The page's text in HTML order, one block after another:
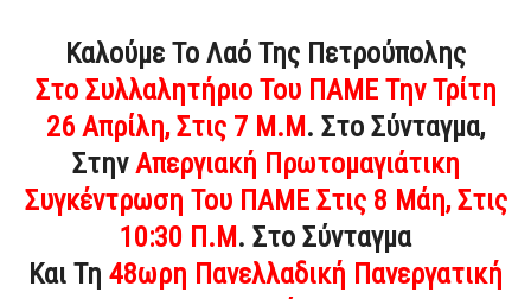
Καλούμε Το Λαό Της Πετρούπολης
Στο Συλλαλητήριο Του ΠΑΜΕ Την Τρίτη
26 Απρίλη, Στις 7 Μ.μ . Στο Σύνταγμα,
ΣτηνΑπεργιακή Πρωτομαγιάτικη
Συγκέντρωση Του ΠΑΜΕ Στις 8 Μάη, Στις
10:30 Π.μ . Στο Σύνταγμα
Και Τη 48ωρη Πανελλαδική Πανεργατική